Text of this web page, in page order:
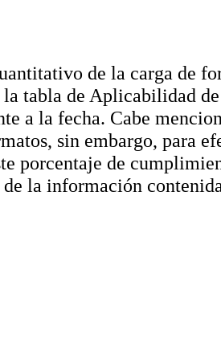
de la carga de
tabla de Aplicabilidad
a la fecha. Cabe
sin embargo, para
porcentaje de
la información